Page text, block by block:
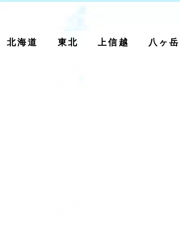
北海道 東北 上信越 八ヶ岳